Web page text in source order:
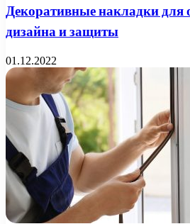
Декоративные накладки для
дизайна и защиты
01.12.2022